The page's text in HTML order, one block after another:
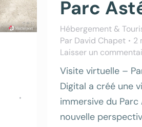
Parc
Hébergement &
Par David Chapet
2
Laisser un
Visite virtuelle –
Digital a créé une
immersive du
nouvelle